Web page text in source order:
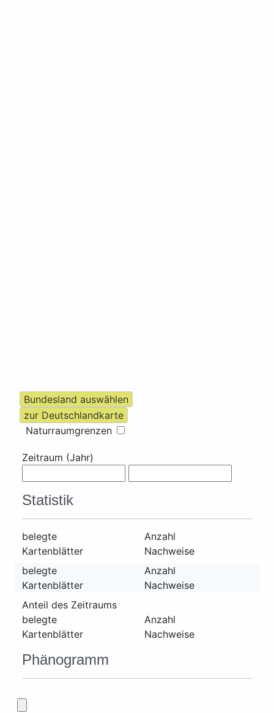
Naturraumgrenzen
Zeitraum (Jahr)
Statistik
belegte
Kartenblätter
Anzahl
Nachweise
belegte
Kartenblätter
Anzahl
Nachweise
Anteil des Zeitraums
belegte
Kartenblätter
Anzahl
Nachweise
Phänogramm